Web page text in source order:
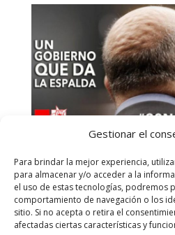
Gestionar el
Para brindar la mejor experiencia,
para almacenar y/o acceder a la
el uso de estas tecnologías, podremos
comportamiento de navegación o los
sitio. Si no acepta o retira el
afectadas ciertas características y